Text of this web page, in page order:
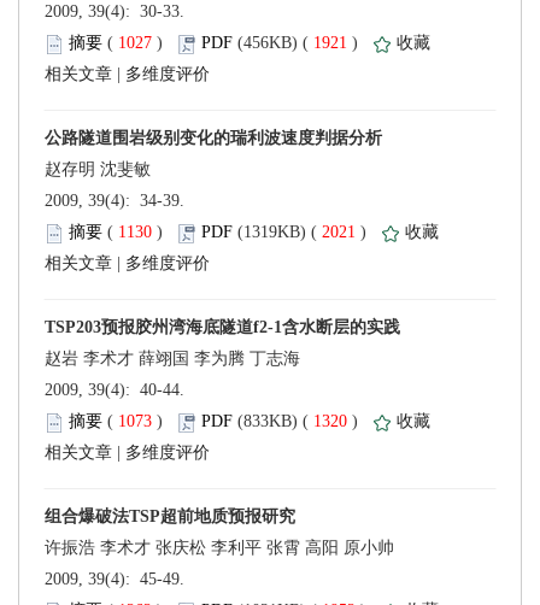
2009, 39(4): 30-33.
(
) 1921 )
2009, 39(4): 34-39.
(
) 2021 )
2009, 39(4): 40-44.
(
) 1320 )
2009, 39(4): 45-49.